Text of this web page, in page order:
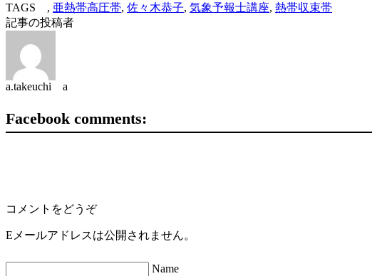
TAGS , 亜熱帯高圧帯, 佐々木恭子, 気象予報士講座, 熱帯収束帯
記事の投稿者
a.takeuchi a
Facebook comments:
コメントをどうぞ
Eメールアドレスは公開されません。
Name